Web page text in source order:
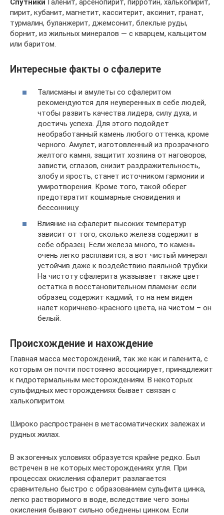
пирит, кубанит, магнетит, касситерит, аксинит, гранат,
турмалин, буланжерит, джемсонит, блеклые руды,
борнит, из жильных минералов — с кварцем, кальцитом
или баритом.
Интересные факты о сфалерите
Талисманы и амулеты со сфалеритом
рекомендуются для неуверенных в себе людей,
чтобы развить качества лидера, силу духа, и
достичь успеха. Для этого подойдет
необработанный камень любого оттенка, кроме
черного. Амулет, изготовленный из прозрачного
желтого камня, защитит хозяина от наговоров,
зависти, сглазов, снизит раздражительность,
злобу и ярость, станет источником гармонии и
умиротворения. Кроме того, такой оберег
предотвратит кошмарные сновидения и
бессонницу.
Влияние на сфалерит высоких температур
зависит от того, сколько железа содержит в
себе образец. Если железа много, то камень
очень легко расплавится, а вот чистый минерал
устойчив даже к воздействию паяльной трубки.
На чистоту сфалерита указывает также цвет
остатка в восстановительном пламени: если
образец содержит кадмий, то на нем виден
налет коричнево-красного цвета, на чистом – он
белый.
Происхождение и нахождение
Главная масса месторождений, так же как и галенита, с
которым он почти постоянно ассоциирует, принадлежит
к гидротермальным месторождениям. В некоторых
сульфидных месторождениях бывает связан с
халькопиритом.
Широко распространен в метасоматических залежах и
рудных жилах.
В экзогенных условиях образуется крайне редко. Был
встречен в не которых месторождениях угля. При
процессах окисления сфалерит разлагается
сравнительно быстро с образованием сульфита цинка,
легко растворимого в воде, вследствие чего зоны
окисления бывают сильно обеднены цинком. Если